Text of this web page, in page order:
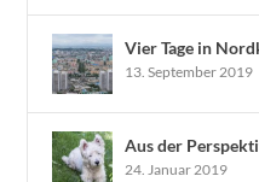
Vier Tage in
13. September 2019
Aus der
24. Januar 2019